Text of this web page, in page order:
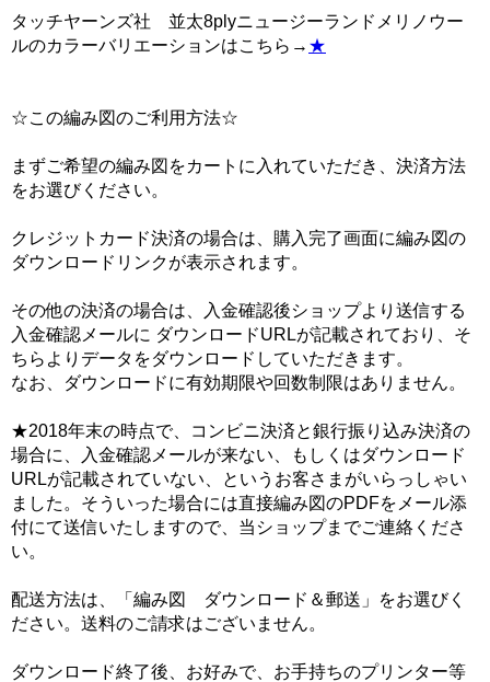
タッチヤーンズ社 並太8plyニュージーランドメリノウー
ルのカラーバリエーションはこちら→ ★
☆この編み図のご利用方法☆
まずご希望の編み図をカートに入れていただき、決済方法
をお選びください。
クレジットカード決済の場合は、購入完了画面に編み図の
ダウンロードリンクが表示されます。
その他の決済の場合は、入金確認後ショップより送信する
入金確認メールに ダウンロードURLが記載されており、そ
ちらよりデータをダウンロードしていただきます。
なお、ダウンロードに有効期限や回数制限はありません。
★2018年末の時点で、コンビニ決済と銀行振り込み決済の
場合に、入金確認メールが来ない、もしくはダウンロード
URLが記載されていない、というお客さまがいらっしゃい
ました。そういった場合には直接編み図のPDFをメール添
付にて送信いたしますので、当ショップまでご連絡くださ
い。
配送方法は、「編み図 ダウンロード＆郵送」をお選びく
ださい。送料のご請求はございません。
ダウンロード終了後、お好みで、お手持ちのプリンター等